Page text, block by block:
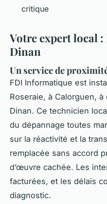
critique
Votre expert local
Dinan
Un service de
FDI Informatique est
Roseraie, à Calorguen,
Dinan. Ce technicien
du dépannage toutes
sur la réactivité et la
remplacée sans accord
d’œuvre cachée. Les
facturées, et les délais
diagnostic.